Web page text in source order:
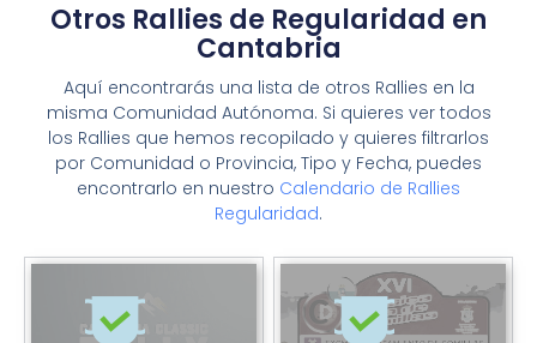
Otros Rallies de Regularidad en
Cantabria
Aquí encontrarás una lista de otros Rallies en la
misma Comunidad Autónoma. Si quieres ver todos
los Rallies que hemos recopilado y quieres filtrarlos
por Comunidad o Provincia, Tipo y Fecha, puedes
encontrarlo en nuestro Calendario de Rallies
Regularidad.